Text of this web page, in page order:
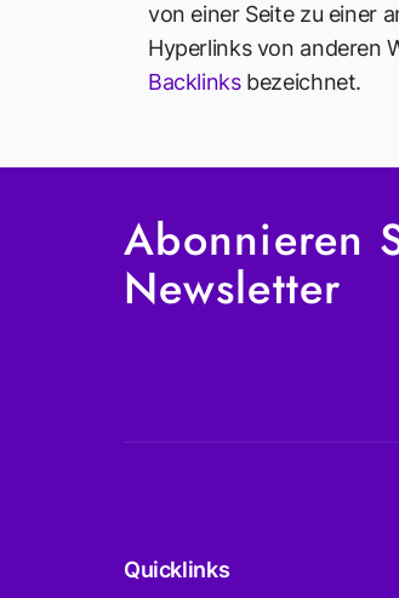
von einer Seite zu einer
Hyperlinks von anderen
Backlinksbezeichnet.
Abonnieren
Newsletter
Quicklinks